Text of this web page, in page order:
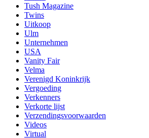
Tush Magazine
Twins
Uitkoop
Ulm
Unternehmen
USA
Vanity Fair
Velma
Verenigd Koninkrijk
Vergoeding
Verkenners
Verkorte lijst
Verzendingsvoorwaarden
Videos
Virtual